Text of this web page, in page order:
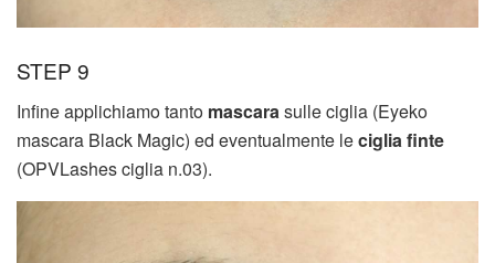
STEP 9
Infine applichiamo tanto mascarasulle ciglia (Eyeko
mascara Black Magic) ed eventualmente leciglia finte
(OPVLashes ciglia n.03).